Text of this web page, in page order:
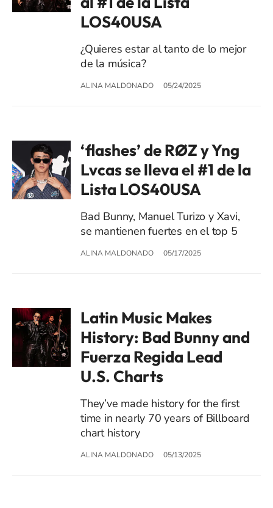
LOS40USA
¿Quieres estar al tanto de lo mejor
de la música?
ALINA MALDONADO 05/24/2025
‘flashes’ de RØZ y Yng
Lvcas se lleva el #1 de la
Lista LOS40USA
Bad Bunny, Manuel Turizo y Xavi,
se mantienen fuertes en el top 5
ALINA MALDONADO 05/17/2025
Latin Music Makes
History: Bad Bunny and
Fuerza Regida Lead
U.S. Charts
They’ve made history for the first
time in nearly 70 years of Billboard
chart history
ALINA MALDONADO 05/13/2025